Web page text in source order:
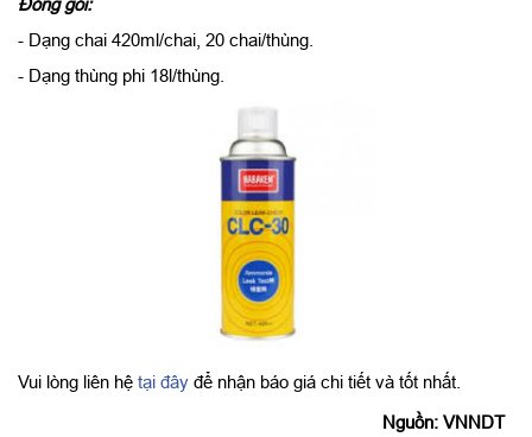
- Dạng chai 420ml/chai, 20 chai/thùng.
- Dạng thùng phi 18l/thùng.
Vui lòng liên hệ tại đây để nhận báo giá chi tiết và tốt nhất.
Nguồn: VNNDT